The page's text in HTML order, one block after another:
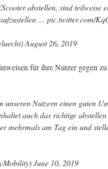
abstellen, sind teilweise
… pic.twitter.com/
August 26, 2019
für ihre Nutzer gegen
unseren Nutzern einen guten
auch das richtige
mehrmals am Tag ein und
June 10, 2019